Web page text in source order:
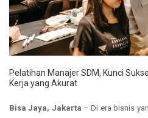
Pelatihan Manajer SDM, Kunci
Kerja yang Akurat
Bisa Jaya, Jakarta – Di era bisnis